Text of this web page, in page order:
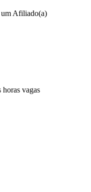
um Afiliado(a)
vagas